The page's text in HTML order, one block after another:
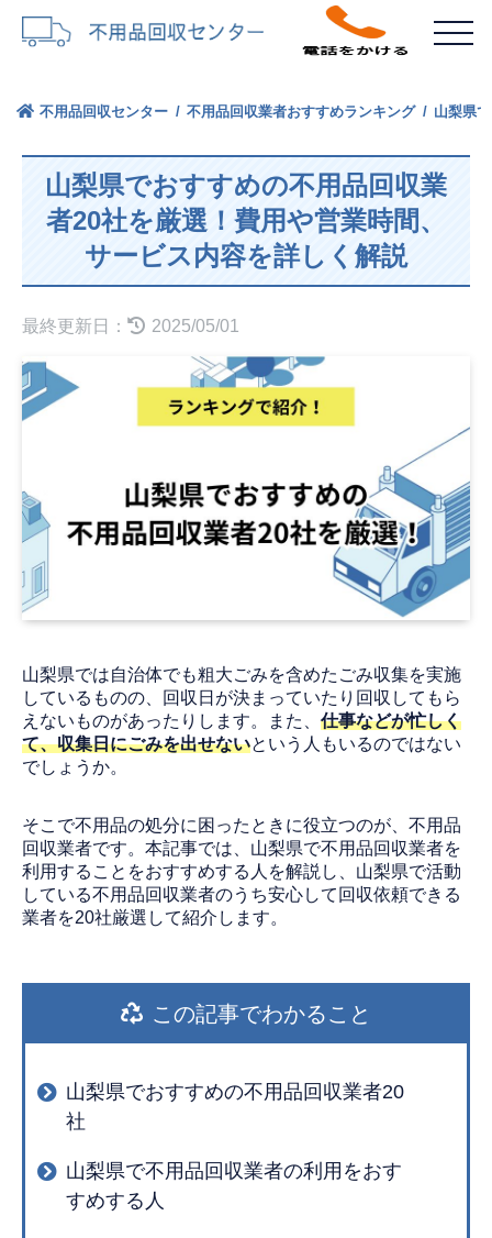
不用品回収センター 不用品回収業者おすすめランキング 山梨県
山梨県でおすすめの不用品回収業
者20社を厳選！費用や営業時間、
サービス内容を詳しく解説
最終更新日： 2025/05/01
山梨県では自治体でも粗大ごみを含めたごみ収集を実施
しているものの、回収日が決まっていたり回収してもら
えないものがあったりします。また、 仕事などが忙しく
て、収集日にごみを出せないという人もいるのではない
でしょうか。
そこで不用品の処分に困ったときに役立つのが、不用品
回収業者です。本記事では、山梨県で不用品回収業者を
利用することをおすすめする人を解説し、山梨県で活動
している不用品回収業者のうち安心して回収依頼できる
業者を20社厳選して紹介します。
この記事でわかること
山梨県でおすすめの不用品回収業者20
社
山梨県で不用品回収業者の利用をおす
すめする人